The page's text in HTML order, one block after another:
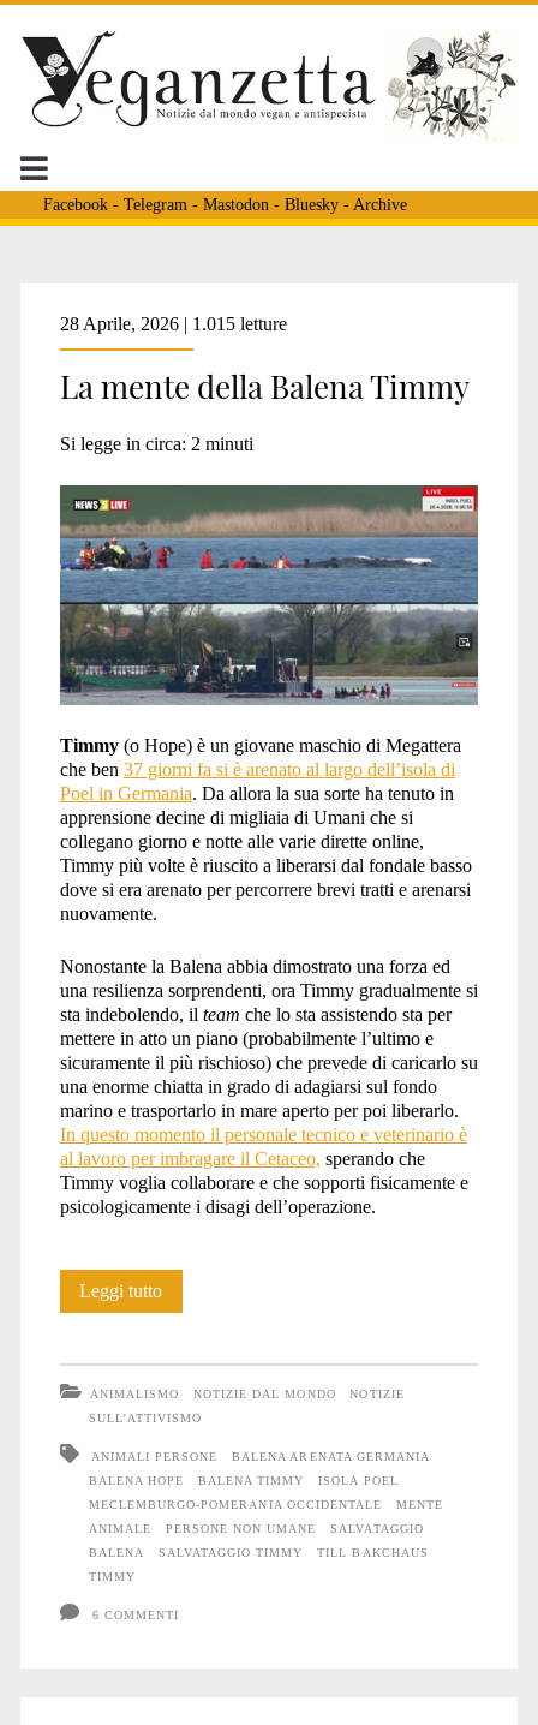
Facebook- Telegram - Mastodon - Bluesky- Archive
Veganzetta
Posts
28 Aprile, 2026 | 1.015 letture
La mente della Balena Timmy
Si legge in circa: 2 minuti
Timmy(o Hope) è un giovane maschio di Megattera
che ben 37 giorni fa si è arenato al largo dell’isola di
Poel in Germania. Da allora la sua sorte ha tenuto in
apprensione decine di migliaia di Umani che si
collegano giorno e notte alle varie dirette online,
Timmy più volte è riuscito a liberarsi dal fondale basso
dove si era arenato per percorrere brevi tratti e arenarsi
nuovamente.
Nonostante la Balena abbia dimostrato una forza ed
una resilienza sorprendenti, ora Timmy gradualmente si
sta indebolendo, il team che lo sta assistendo sta per
mettere in atto un piano (probabilmente l’ultimo e
sicuramente il più rischioso) che prevede di caricarlo su
una enorme chiatta in grado di adagiarsi sul fondo
marino e trasportarlo in mare aperto per poi liberarlo.
In questo momento il personale tecnico e veterinario è
al lavoro per imbragare il Cetaceo, sperando che
Timmy voglia collaborare e che sopporti fisicamente e
psicologicamente i disagi dell’operazione.
Leggi tuttoLa
Balena
Timmy
ANIMALISMO NOTIZIE DAL MONDO
NOTIZIE
SULL'ATTIVISMO
ANIMALI PERSONE
BALENA ARENATA GERMANIA
BALENA HOPE
BALENA TIMMY
ISOLA POEL
MECLEMBURGO-POMERANIA OCCIDENTALE
MENTE
ANIMALE
PERSONE NON UMANE
SALVATAGGIO
BALENA
SALVATAGGIO TIMMY
TILL BAKCHAUS
TIMMY
6 COMMENTI